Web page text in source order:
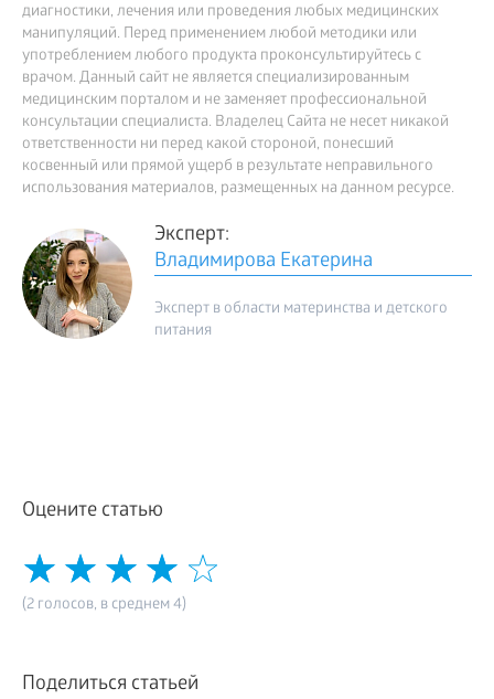
диагностики, лечения или проведения любых медицинских
манипуляций. Перед применением любой методики или
употреблением любого продукта проконсультируйтесь с
врачом. Данный сайт не является специализированным
медицинским порталом и не заменяет профессиональной
консультации специалиста. Владелец Сайта не несет никакой
ответственности ни перед какой стороной, понесший
косвенный или прямой ущерб в результате неправильного
использования материалов, размещенных на данном ресурсе.
Эксперт:
Владимирова Екатерина
Эксперт в области материнства и детского
питания
Оцените статью
(2 голосов, в среднем 4)
Поделиться статьей